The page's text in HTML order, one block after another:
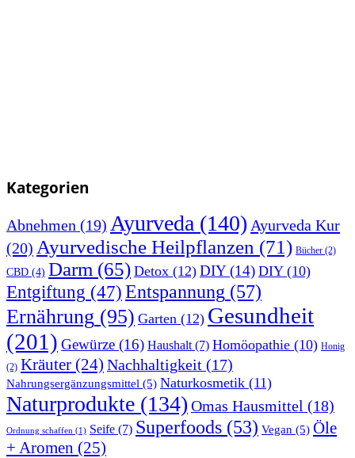
Kategorien
Abnehmen (19) Ayurveda (140) Ayurveda Kur
(20) Ayurvedische Heilpflanzen (71) Bücher (2)
CBD (4) Darm (65) Detox (12) DIY(14) DIY(10)
Entgiftung (47)Entspannung (57)
Ernährung (95) Garten (12) Gesundheit
(201) Gewürze (16) Haushalt(7) Homöopathie (10) Honig
(2) Kräuter (24) Nachhaltigkeit (17)
Nahrungsergänzungsmittel (5) Naturkosmetik (11)
Naturprodukte (134) Omas Hausmittel (18)
Ordnung schaffen (1) Seife (7) Superfoods (53) Vegan (5) Öle
+ Aromen (25)